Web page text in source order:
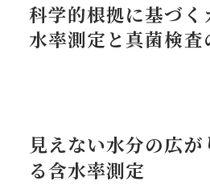
科学的根拠に基づく
水率測定と真菌検査
見えない水分の広
る含水率測定